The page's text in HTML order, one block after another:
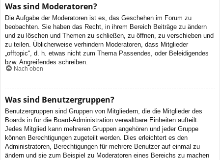
Was sind Moderatoren?
Die Aufgabe der Moderatoren ist es, das Geschehen im Forum zu
beobachten. Sie haben das Recht, in ihrem Bereich Beiträge zu ändern
und zu löschen und Themen zu schließen, zu öffnen, zu verschieben und
zu teilen. Üblicherweise verhindern Moderatoren, dass Mitglieder
„offtopic“, d. h. etwas nicht zum Thema Passendes, oder Beleidigendes
bzw. Angreifendes schreiben.
Nach oben
Was sind Benutzergruppen?
Benutzergruppen sind Gruppen von Mitgliedern, die die Mitglieder des
Boards in für die Board-Administration verwaltbare Einheiten aufteilt.
Jedes Mitglied kann mehreren Gruppen angehören und jeder Gruppe
können Berechtigungen zugeteilt werden. Dies erleichtert es den
Administratoren, Berechtigungen für mehrere Benutzer auf einmal zu
ändern und sie zum Beispiel zu Moderatoren eines Bereichs zu machen